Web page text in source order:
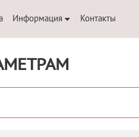
Информация Контакты